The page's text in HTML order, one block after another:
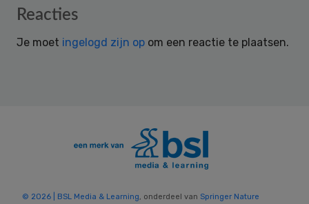
Reader
Reacties
Je moet ingelogd zijn op om een reactie te plaatsen.
© 2026 | BSL Media & Learning , onderdeel van Springer Nature